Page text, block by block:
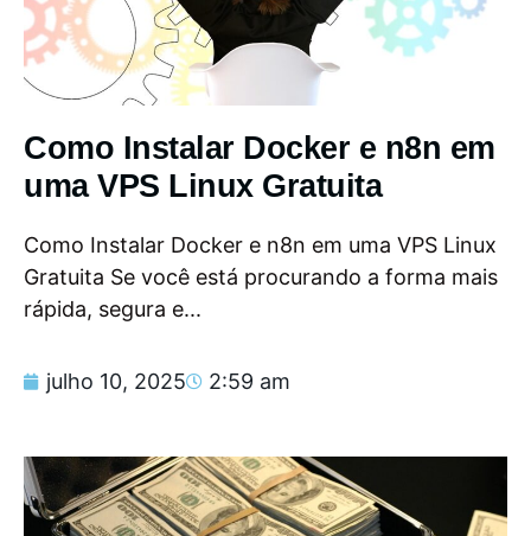
Como Instalar Docker e n8n em
uma VPS Linux Gratuita
Como Instalar Docker e n8n em uma VPS Linux
Gratuita Se você está procurando a forma mais
rápida, segura e...
julho 10, 2025 2:59 am